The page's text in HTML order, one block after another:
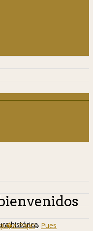
histórica
Papri › Pues